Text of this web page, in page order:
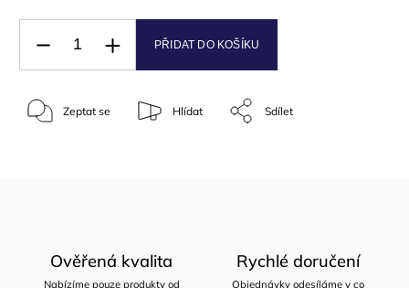
PŘIDAT DO KOŠÍKU
Zeptat se Hlídat Sdílet
Ověřená kvalita
Nabízíme pouze produkty od
Rychlé doručení
Objednávky odesíláme v co